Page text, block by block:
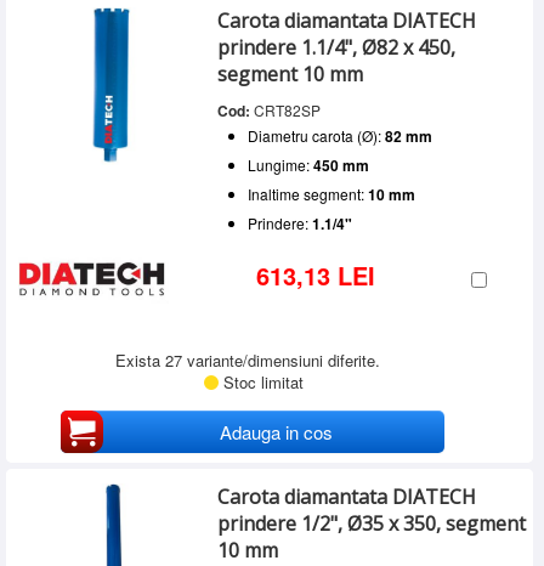
Carota diamantata DIATECH
prindere 1.1/4", Ø82 x 450,
segment 10 mm
Cod: CRT82SP
Diametru carota (Ø):82 mm
Lungime:450 mm
Inaltime segment:10 mm
Prindere:1.1/4"
613,13 LEI
Exista 27 variante/dimensiuni diferite.
Stoc limitat
Adauga in cos
Carota diamantata DIATECH
prindere 1/2", Ø35 x 350, segment
10 mm